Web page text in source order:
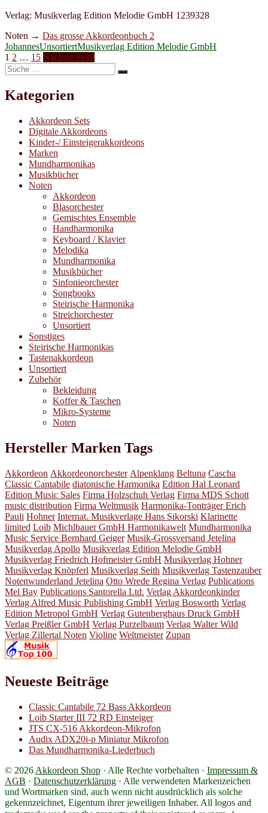
Verlag: Musikverlag Edition Melodie GmbH 1239328
Noten → Das grosse Akkordeonbuch 2
Autor
JohannesKategorien
UnsortiertSchlagwörter
Musikverlag Edition Melodie GmbH
Seitennummerierung
der
Beiträge
Seite
1 Seite
2 … Seite
15 Nächste Seite
Suche
nach:
Suchen
Kategorien
Akkordeon Sets
Digitale Akkordeons
Kinder-/ Einsteigerakkordeons
Marken
Mundharmonikas
Musikbücher
Noten
Akkordeon
Blasorchester
Gemischtes Ensemble
Handharmonika
Keyboard / Klavier
Melodika
Mundharmonika
Musikbücher
Sinfonieorchester
Songbooks
Steirische Harmonika
Streichorchester
Unsortiert
Sonstiges
Steirische Harmonikas
Tastenakkordeon
Unsortiert
Zubehör
Bekleidung
Koffer & Taschen
Mikro-Systeme
Noten
Hersteller Marken Tags
Akkordeon Akkordeonorchester Alpenklang Beltuna Cascha
Classic Cantabile diatonische Harmonika Edition Hal Leonard
Edition Music Sales Firma Holzschuh Verlag Firma MDS Schott
music distribution Firma Weltmusik Harmonika-Tonträger Erich
Pauli Hohner Internat. Musikverlage Hans Sikorski Klarinette
limited Loib Michlbauer GmbH Harmonikawelt Mundharmonika
Music Service Bernhard Geiger Musik-Grossversand Jetelina
Musikverlag Apollo Musikverlag Edition Melodie GmbH
Musikverlag Friedrich Hofmeister GmbH Musikverlag Hohner
Musikverlag Knöpferl Musikverlag Seith Musikverlag Tastenzauber
Notenwunderland Jetelina Otto Wrede Regina Verlag Publications
Mel Bay Publications Santorella Ltd. Verlag Akkordeonkinder
Verlag Alfred Music Publishing GmbH Verlag Bosworth Verlag
Edition Metropol GmbH Verlag Gutenberghaus Druck GmbH
Verlag Preißler GmbH Verlag Purzelbaum Verlag Walter Wild
Verlag Zillertal Noten Violine Weltmeister Zupan
Neueste Beiträge
Classic Cantabile 72 Bass Akkordeon
Loib Starter III 72 RD Einsteiger
JTS CX-516 Akkordeon-Mikrofon
Audix ADX20i-p Miniatur Mikrofon
Das Mundharmonika-Liederbuch
© 2026 Akkordeon Shop · Alle Rechte vorbehalten · Impressum &
AGB · Datenschutzerklärung · Alle verwendeten Markenzeichen
und Wortmarken sind, auch wenn nicht ausdrücklich als solche
gekennzeichnet, Eigentum ihrer jeweiligen Inhaber. All logos and